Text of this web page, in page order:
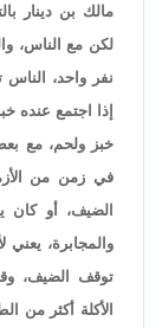
مالك بن دينار
لكن مع الناس،
نفر واحد،
إذا اجتمع عنده
خبز ولحم، مع
في زمن من
الضيف، أو كان
والمجابرة،
توقف الضيف،
الأكلة أكثر من